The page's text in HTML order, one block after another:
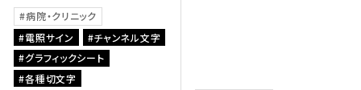
病院・クリニック
電照サイン
チャンネル文字
グラフィックシート
各種切文字